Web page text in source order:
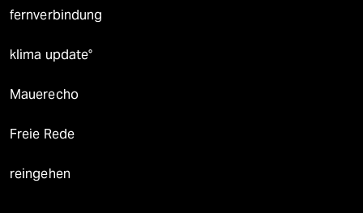
fernverbindung
klima update°
Mauerecho
Freie Rede
reingehen